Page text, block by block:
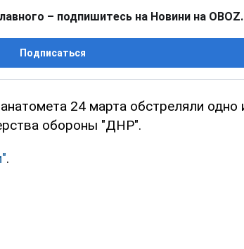
– подпишитесь на Новини на
Подписаться
24 марта обстреляли одно
обороны "ДНР".
.